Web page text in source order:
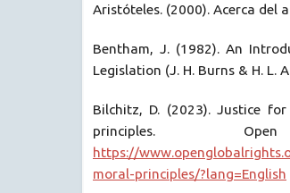
Aristóteles. (2000). Acerca del
Bentham, J. (1982). An
Legislation (J. H. Burns & H. L.
Bilchitz, D. (2023). Justice
principles.
https://
moral-principles/?lang=English